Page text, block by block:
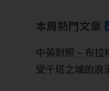
本周熱門文章
中英對照 – 布拉
受千塔之城的浪